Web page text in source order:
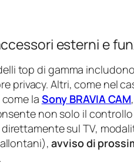
esterni e
top di gamma
privacy. Altri, come nel
come la Sony BRAVIA CAM
non solo il
sul TV,
avviso di